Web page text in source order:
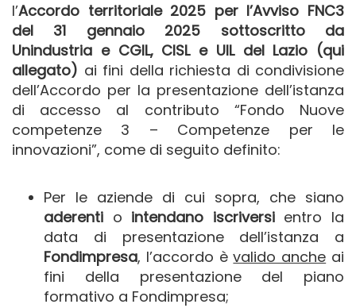
l’Accordo territoriale 2025 per l’Avviso FNC3
del 31 gennaio 2025 sottoscritto da
Unindustria e CGIL, CISL e UIL del Lazio (qui
allegato) ai fini della richiesta di condivisione
dell’Accordo per la presentazione dell’istanza
di accesso al contributo “Fondo Nuove
competenze 3 – Competenze per le
innovazioni”, come di seguito definito:
Per le aziende di cui sopra, che siano
aderenti o intendano iscriversientro la
data di presentazione dell’istanza a
Fondimpresa, l’accordo èvalido anche ai
fini della presentazione del piano
formativo a Fondimpresa;